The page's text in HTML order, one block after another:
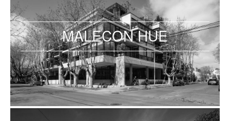
MALECON HUE